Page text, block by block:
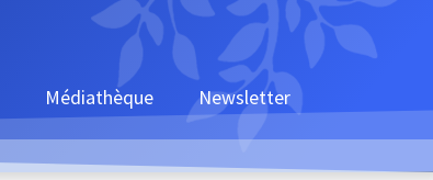
Médiathèque Newsletter